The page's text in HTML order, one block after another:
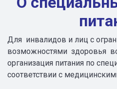
Для инвалидов и лиц с
возможностями здоровья
организация питания по
соответствии с